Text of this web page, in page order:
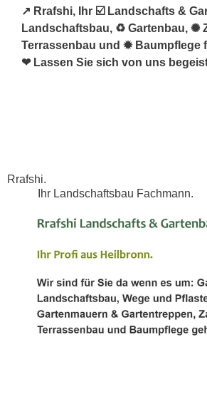
↗️ Rrafshi, Ihr ☑️ Landschafts &
Landschaftsbau, ♻ Gartenbau, ✺
Terrassenbau und ✹ Baumpflege
❤ Lassen Sie sich von uns
Rrafshi.
Ihr Landschaftsbau Fachmann.